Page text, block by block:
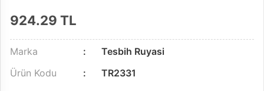
924.29 TL
Marka
Tesbih Ruyasi
Ürün Kodu
TR2331